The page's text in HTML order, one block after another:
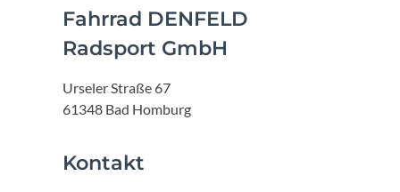
Fahrrad DENFELD
Radsport GmbH
Urseler Straße 67
61348 Bad Homburg
Kontakt